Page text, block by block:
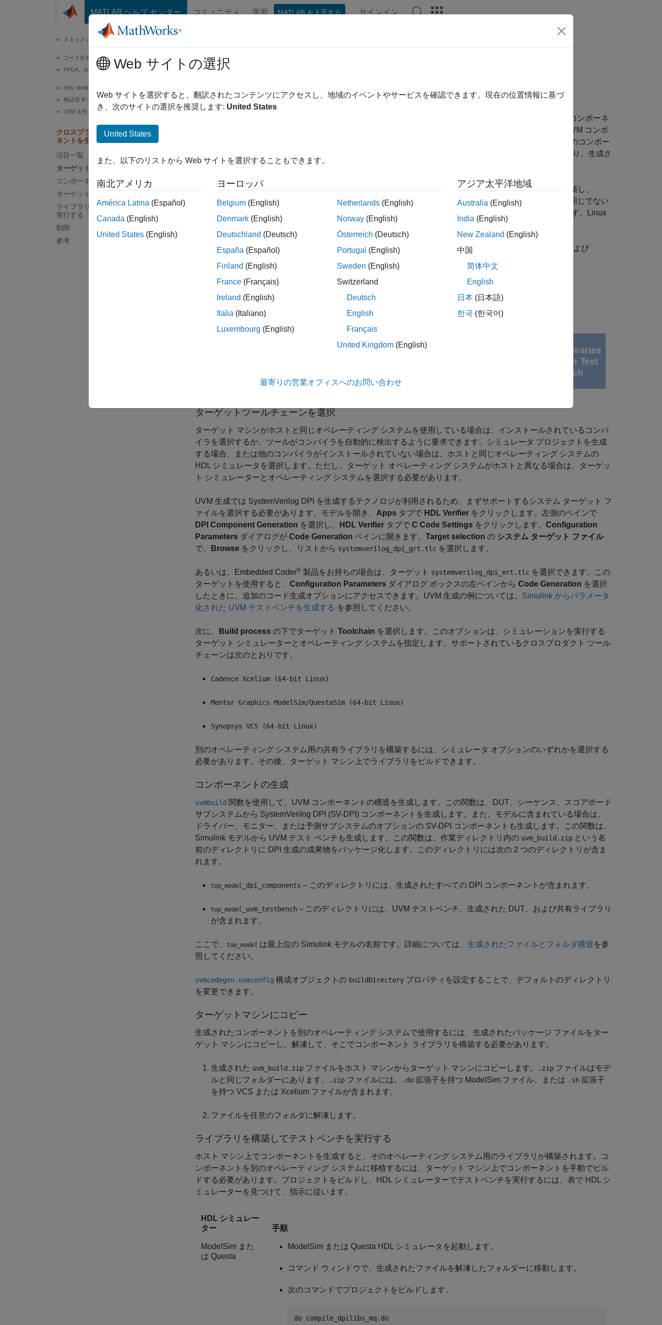
コンテンツへスキップ
MATLAB ヘルプ センター コミュニティ 学習 MATLAB を入手する サインイン
ドキュメンテーションのホーム
コード生成
FPGA、ASIC、および SoC 開発
HDL Verifier
検証用 IP のエクスポート
UVM を生成
クロスプラットフォームUVMコンポー
ネントを生成する
項目一覧
ターゲットツールチェーンを選択
コンポーネントの生成
ターゲットマシンにコピー
ライブラリを構築してテストベンチを
実行する
制限
参考
このページは機械翻訳を使用して翻訳されました。最新版の英語を参照するには、ここをクリックします。
クロスプラットフォームUVMコンポーネントを生成する
環境から UVM フレームワークに直接移行するための Universal Verification Methodology (UVM) コンポーネ
ントを生成します。HDL Verifier™ は、ダイレクト プログラミング インターフェイス (DPI) を使用して、UVM コンポ
ーネント内に生成された C コードとして Simulink サブシステムをエクスポートします。生成されたこれらのコンポー
ネントを既存の UVM 環境に統合できます。生成された動作 DUT を詳細な HDL 設計に置き換えることにより、生成さ
れた UVM テスト ベンチを使用して HDL DUT をテストすることもできます。
Windows 64 ホスト マシンから UVM コンポーネントを生成する場合は、コンポーネント ライブラリを構築し、
®オペレーティング システムでシミュレーションを実行することもできます。ターゲットとホストが同じでない
場合は、共有ライブラリまたは HDL シミュレータ プロジェクトを手動で移植してビルドする必要があります。Linux
マシンで生成された UVM コンポーネントを他のオペレーティング システムに移植することはできません。
このワークフローは、Cadence Xcelium™、Mentor Graphics ®、Mentor Graphics Questa
、および
この機能には
ASIC Testbench for HDL Verifier
ターゲットツールチェーンを選択
ターゲット マシンがホストと同じオペレーティング システムを使用している場合は、インストールされているコンパ
イラを選択するか、ツールがコンパイラを自動的に検出するように要求できます。シミュレータ プロジェクトを生成
する場合、または他のコンパイラがインストールされていない場合は、ホストと同じオペレーティング システムの
HDL シミュレータを選択します。ただし、ターゲット オペレーティング システムがホストと異なる場合は、ターゲッ
ト シミュレーターとオペレーティング システムを選択する必要があります。
UVM 生成では SystemVerilog DPI を生成するテクノロジが利用されるため、まずサポートするシステム ターゲット フ
ァイルを選択する必要があります。モデルを開き、 Apps タブで HDL Verifier をクリックします。左側のペインで
DPI Component Generation を選択し、 HDL Verifier タブで C Code Settings をクリックします。 Configuration
Parameters ダイアログが Code Generation ペインに開きます。 Target selection の システム ターゲット ファイル
で、
Browse をクリックし、リストから systemverilog_dpi_grt.tlc を選択します。
あるいは、Embedded Coder® 製品をお持ちの場合は、ターゲット systemverilog_dpi_ert.tlc を選択できます。この
ターゲットを使用すると、 Configuration Parameters ダイアログ ボックスの左ペインから Code Generation を選択
したときに、追加のコード生成オプションにアクセスできます。UVM 生成の例については、 Simulink からパラメータ
化された UVM テストベンチを生成する を参照してください。
次に、 Build process の下でターゲット Toolchain を選択します。このオプションは、シミュレーションを実行する
ターゲット シミュレーターとオペレーティング システムを指定します。サポートされているクロスプロダクト ツール
チェーンは次のとおりです。
Cadence Xcelium (64-bit Linux)
Mentor Graphics ModelSim/QuestaSim (64-bit Linux)
Synopsys VCS (64-bit Linux)
別のオペレーティング システム用の共有ライブラリを構築するには、シミュレータ オプションのいずれかを選択する
必要があります。その後、ターゲット マシン上でライブラリをビルドできます。
コンポーネントの生成
uvmbuild 関数を使用して、UVM コンポーネントの構造を生成します。この関数は、DUT、シーケンス、スコアボード
サブシステムから SystemVerilog DPI (SV-DPI) コンポーネントを生成します。また、モデルに含まれている場合は、
ドライバー、モニター、または予測サブシステムのオプションの SV-DPI コンポーネントも生成します。この関数は、
Simulink モデルから UVM テスト ベンチも生成します。この関数は、作業ディレクトリ内の uvm_build.zip という名
前のディレクトリに DPI 生成の成果物をパッケージ化します。このディレクトリには次の 2 つのディレクトリが含ま
れます。
top_model _dpi_components – このディレクトリには、生成されたすべての DPI コンポーネントが含まれます。
top_model _uvm_testbench – このディレクトリには、UVM テストベンチ、生成された DUT、および共有ライブラリ
が含まれます。
ここで、 top_model は最上位の Simulink モデルの名前です。詳細については、 生成されたファイルとフォルダ構造を参
照してください。
uvmcodegen.uvmconfig 構成オブジェクトの buildDirectory プロパティを設定することで、デフォルトのディレクトリ
を変更できます。
ターゲットマシンにコピー
生成されたコンポーネントを別のオペレーティング システムで使用するには、生成されたパッケージ ファイルをター
ゲット マシンにコピーし、解凍して、そこでコンポーネント ライブラリを構築する必要があります。
生成された uvm_build.zip ファイルをホスト マシンからターゲット マシンにコピーします。 .zip ファイルはモデ
ルと同じフォルダーにあります。
.zip ファイルには、 .do 拡張子を持つ ModelSim ファイル、または .sh 拡張子
を持つ VCS または Xcelium ファイルが含まれます。
ファイルを任意のフォルダに解凍します。
ライブラリを構築してテストベンチを実行する
ホスト マシン上でコンポーネントを生成すると、そのオペレーティング システム用のライブラリが構築されます。コ
ンポーネントを別のオペレーティング システムに移植するには、ターゲット マシン上でコンポーネントを手動でビル
ドする必要があります。プロジェクトをビルドし、HDL シミュレーターでテストベンチを実行するには、表で HDL シ
ミュレーターを見つけて、指示に従います。
HDL シミュレー
ター
手順
ModelSim また
は Questa
ModelSim または Questa HDL シミュレータを起動します。
コマンド ウィンドウで、生成されたファイルを解凍したフォルダーに移動します。
次のコマンドでプロジェクトをビルドします。
do compile_dpilibs_mq.do
Web サイトの選択
Web サイトを選択すると、翻訳されたコンテンツにアクセスし、地域のイベントやサービスを確認できます。現在の位置情報に基づ
き、次のサイトの選択を推奨します: United States
United States
また、以下のリストから Web サイトを選択することもできます。
南北アメリカ
América Latina (Español)
Canada (English)
United States (English)
ヨーロッパ
Belgium (English)
Denmark (English)
Deutschland (Deutsch)
España (Español)
Finland (English)
France (Français)
Ireland (English)
Italia (Italiano)
Luxembourg (English)
Netherlands (English)
Norway (English)
Österreich (Deutsch)
Portugal (English)
Sweden (English)
Switzerland
Deutsch
English
Français
United Kingdom (English)
アジア太平洋地域
Australia (English)
India (English)
New Zealand (English)
中国
简体中文
English
日本 (日本語)
한국 (한국어)
最寄りの営業オフィスへのお問い合わせ